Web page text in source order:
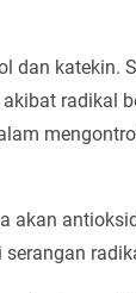
dan katekin.
radikal
akan